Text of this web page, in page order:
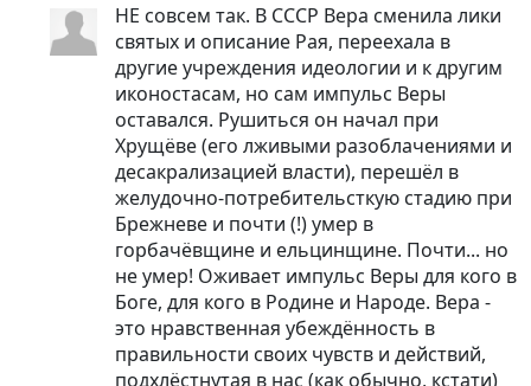
НЕ совсем так. В СССР Вера сменила лики
святых и описание Рая, переехала в
другие учреждения идеологии и к другим
иконостасам, но сам импульс Веры
оставался. Рушиться он начал при
Хрущёве (его лживыми разоблачениями и
десакрализацией власти), перешёл в
желудочно-потребительсткую стадию при
Брежневе и почти (!) умер в
горбачёвщине и ельцинщине. Почти... но
не умер! Оживает импульс Веры для кого в
Боге, для кого в Родине и Народе. Вера -
это нравственная убеждённость в
правильности своих чувств и действий,
подхлёстнутая в нас (как обычно, кстати)